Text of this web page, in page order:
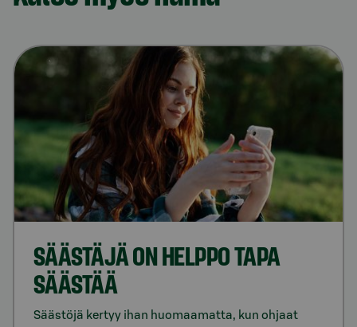
SÄÄSTÄJÄ ON HELPPO TAPA
SÄÄSTÄÄ
Säästöjä kertyy ihan huomaamatta, kun ohjaat